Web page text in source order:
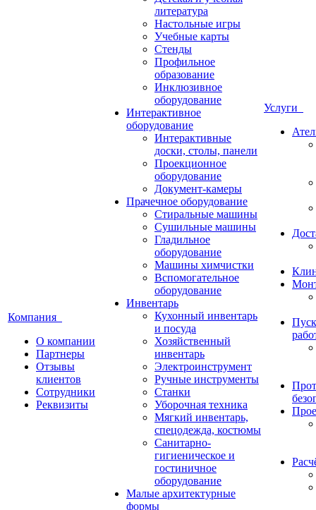
Компания
О компании
Партнеры
Отзывы
клиентов
Сотрудники
Реквизиты
литература
Настольные игры
Учебные карты
Стенды
Профильное
образование
Инклюзивное
оборудование
Интерактивное
оборудование
Интерактивные
доски, столы, панели
Проекционное
оборудование
Документ-камеры
Прачечное оборудование
Стиральные машины
Сушильные машины
Гладильное
оборудование
Машины химчистки
Вспомогательное
оборудование
Инвентарь
Кухонный инвентарь
и посуда
Хозяйственный
инвентарь
Электроинструмент
Ручные инструменты
Станки
Уборочная техника
Мягкий инвентарь,
спецодежда, костюмы
Санитарно-
гигиеническое и
гостиничное
оборудование
Малые архитектурные
формы
Услуги